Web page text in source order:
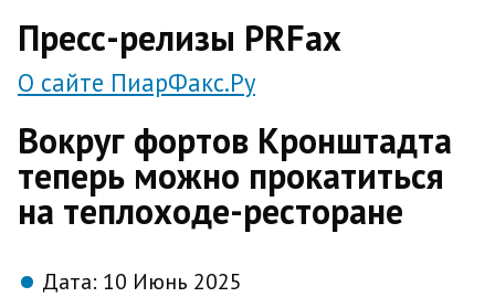
Пресс-релизы PRFax
О сайте ПиарФакс.Ру
Вокруг фортов Кронштадта
теперь можно прокатиться
на теплоходе-ресторане
Дата: 10 Июнь 2025